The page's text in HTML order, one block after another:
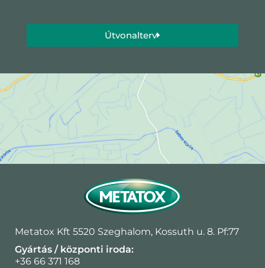
Útvonalterv
Metatox Kft 5520 Szeghalom, Kossuth u. 8. Pf:77
Gyártás / központi iroda:
+36 66 371 168